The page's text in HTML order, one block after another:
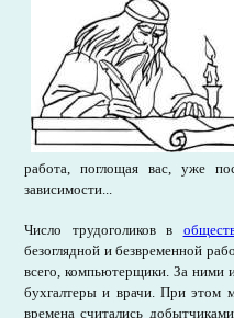
работа, поглощая вас, уже
зависимости...
Число трудоголиков в
безоглядной и безвременной
всего, компьютерщики. За
бухгалтеры и врачи. При
времена считались